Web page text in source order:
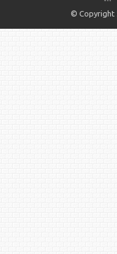
© Copyright